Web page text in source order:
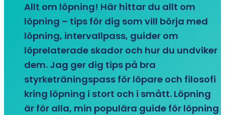
Allt om löpning! Här hittar du allt om
löpning – tips för dig som vill börja med
löpning, intervallpass, guider om
löprelaterade skador och hur du undviker
dem. Jag ger dig tips på bra
styrketräningspass för löpare och filosofi
kring löpning i stort och i smått. Löpning
är för alla, min populära guide för löpning